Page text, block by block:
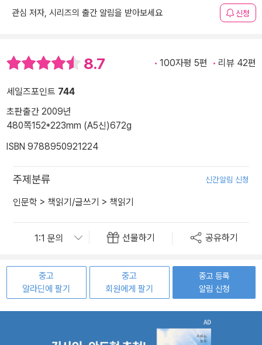
관심 저자, 시리즈의 출간 알림을 받아보세요 신청
8.7 100자평 5편 리뷰 42편
세일즈포인트 744
초판출간 2009년
480쪽152*223mm (A5신)672g
ISBN 9788950921224
주제분류 신간알림 신청
인문학 > 책읽기/글쓰기 > 책읽기
선물하기 공유하기
중고
알라딘에 팔기
중고
회원에게 팔기
중고 등록
알림 신청